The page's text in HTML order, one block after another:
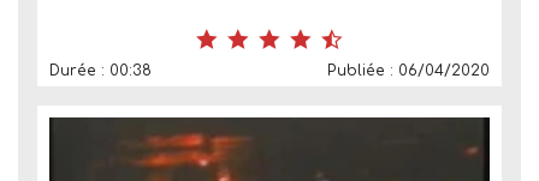
Durée : 00:38 Publiée : 06/04/2020